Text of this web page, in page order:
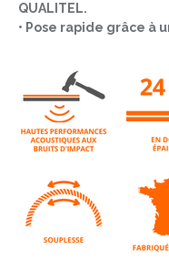
QUALITEL.
• Pose rapide grâce à